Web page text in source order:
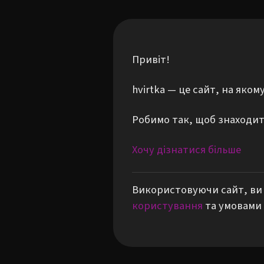
Привіт!
hvirtka — це сайт, на
Робимо так, щоб
Хочу дізнатися більше
Використовуючи сайт,
користування та умовами